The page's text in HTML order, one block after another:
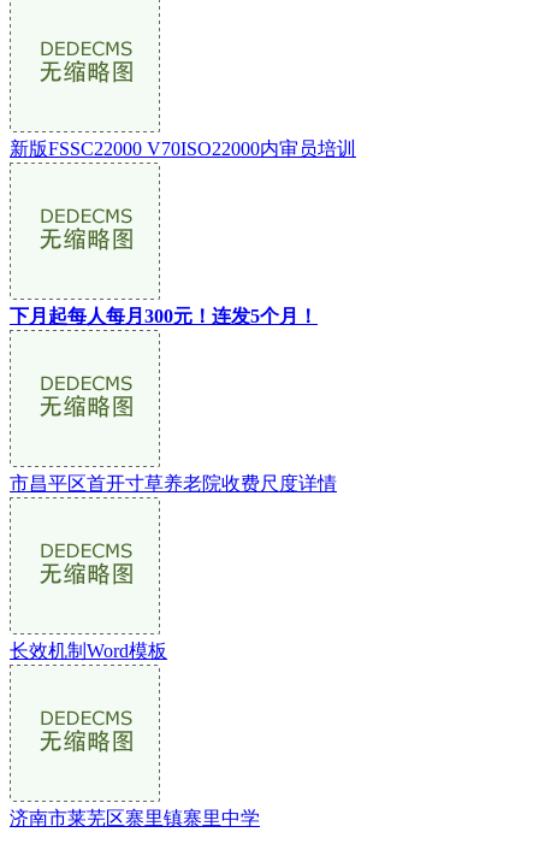
新版FSSC22000 V70ISO22000内审员培训
下月起每人每月300元！连发5个月！
市昌平区首开寸草养老院收费尺度详情
长效机制Word模板
济南市莱芜区寨里镇寨里中学